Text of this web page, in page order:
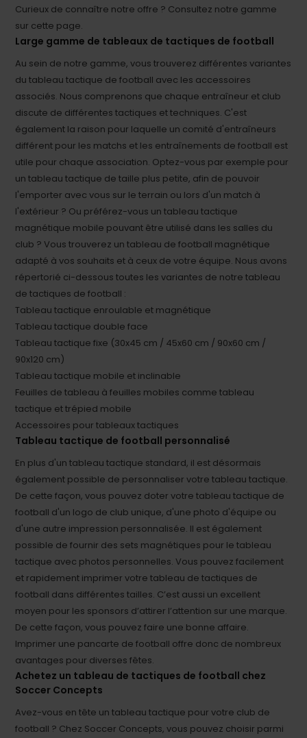
Curieux de connaître notre offre ? Consultez notre gamme
sur cette page.
Large gamme de tableaux de tactiques de football
Au sein de notre gamme, vous trouverez différentes variantes
du tableau tactique de football avec les accessoires
associés. Nous comprenons que chaque entraîneur et club
discute de différentes tactiques et techniques. C'est
également la raison pour laquelle un comité d'entraîneurs
différent pour les matchs et les entraînements de football est
utile pour chaque association. Optez-vous par exemple pour
un tableau tactique de taille plus petite, afin de pouvoir
l'emporter avec vous sur le terrain ou lors d'un match à
l'extérieur ? Ou préférez-vous un tableau tactique
magnétique mobile pouvant être utilisé dans les salles du
club ? Vous trouverez un tableau de football magnétique
adapté à vos souhaits et à ceux de votre équipe. Nous avons
répertorié ci-dessous toutes les variantes de notre tableau
de tactiques de football :
Tableau tactique enroulable et magnétique
Tableau tactique double face
Tableau tactique fixe (30x45 cm / 45x60 cm / 90x60 cm /
90x120 cm)
Tableau tactique mobile et inclinable
Feuilles de tableau à feuilles mobiles comme tableau
tactique et trépied mobile
Accessoires pour tableaux tactiques
Tableau tactique de football personnalisé
En plus d'un tableau tactique standard, il est désormais
également possible de personnaliser votre tableau tactique.
De cette façon, vous pouvez doter votre tableau tactique de
football d'un logo de club unique, d'une photo d'équipe ou
d'une autre impression personnalisée. Il est également
possible de fournir des sets magnétiques pour le tableau
tactique avec photos personnelles. Vous pouvez facilement
et rapidement imprimer votre tableau de tactiques de
football dans différentes tailles. C’est aussi un excellent
moyen pour les sponsors d’attirer l’attention sur une marque.
De cette façon, vous pouvez faire une bonne affaire.
Imprimer une pancarte de football offre donc de nombreux
avantages pour diverses fêtes.
Achetez un tableau de tactiques de football chez
Soccer Concepts
Avez-vous en tête un tableau tactique pour votre club de
football ? Chez Soccer Concepts, vous pouvez choisir parmi